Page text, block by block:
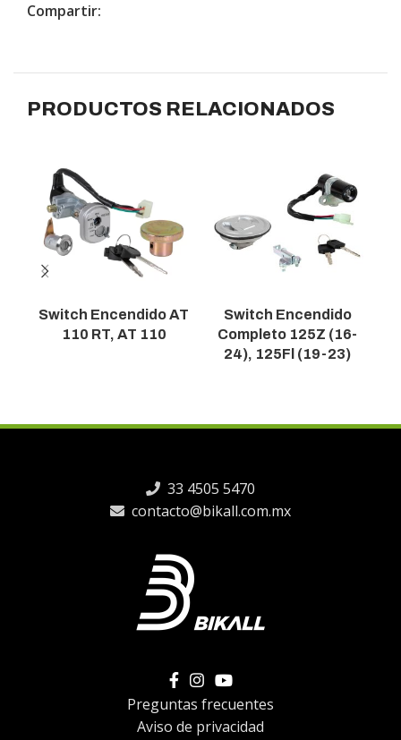
Compartir:
PRODUCTOS RELACIONADOS
Switch Encendido AT
110 RT, AT 110
Switch Encendido
Completo 125Z (16-
24), 125Fl (19-23)
33 4505 5470
contacto@bikall.com.mx
Preguntas frecuentes
Aviso de privacidad